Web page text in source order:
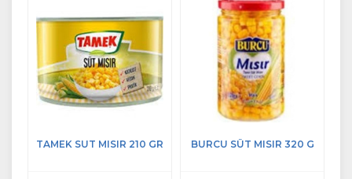
TAMEK SUT MISIR 210 GR BURCU SÜT MISIR 320 G